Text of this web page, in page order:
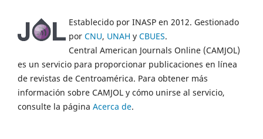
Establecido por INASP en 2012. Gestionado
por CNU, UNAH y CBUES.
Central American Journals Online (CAMJOL)
es un servicio para proporcionar publicaciones en línea
de revistas de Centroamérica. Para obtener más
información sobre CAMJOL y cómo unirse al servicio,
consulte la página Acerca de.